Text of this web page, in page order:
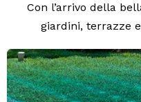
Con l’arrivo della
giardini, terrazze